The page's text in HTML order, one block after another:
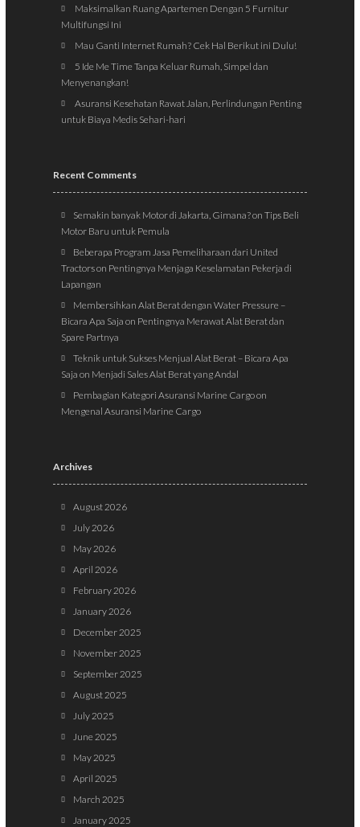
Maksimalkan Ruang Apartemen Dengan 5 Furnitur
Multifungsi Ini
Mau Ganti Internet Rumah? Cek Hal Berikut ini Dulu!
5 Ide Me Time Tanpa Keluar Rumah, Simpel dan
Menyenangkan!
Asuransi Kesehatan Rawat Jalan, Perlindungan Penting
untuk Biaya Medis Sehari-hari
Recent Comments
Semakin banyak Motor di Jakarta, Gimana?onTips Beli
Motor Baru untuk Pemula
Beberapa Program Jasa Pemeliharaan dari United
Tractorson Pentingnya Menjaga Keselamatan Pekerja di
Lapangan
Membersihkan Alat Berat dengan Water Pressure –
Bicara Apa Saja on Pentingnya Merawat Alat Berat dan
Spare Partnya
Teknik untuk Sukses Menjual Alat Berat – Bicara Apa
Saja on Menjadi Sales Alat Berat yang Andal
Pembagian Kategori Asuransi Marine Cargoon
Mengenal Asuransi Marine Cargo
Archives
August 2026
July 2026
May 2026
April 2026
February 2026
January 2026
December 2025
November 2025
September 2025
August 2025
July 2025
June 2025
May 2025
April 2025
March 2025
January 2025